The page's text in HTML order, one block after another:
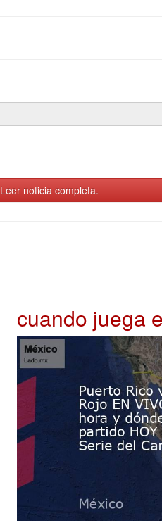
Leer noticia completa.
cuando juega